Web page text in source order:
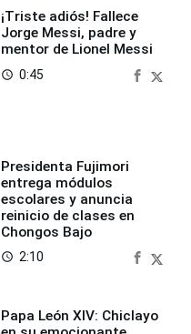
¡Triste adiós! Fallece
Jorge Messi, padre y
mentor de Lionel Messi
access_time 0:45
Presidenta Fujimori
entrega módulos
escolares y anuncia
reinicio de clases en
Chongos Bajo
access_time 2:10
Papa León XIV: Chiclayo